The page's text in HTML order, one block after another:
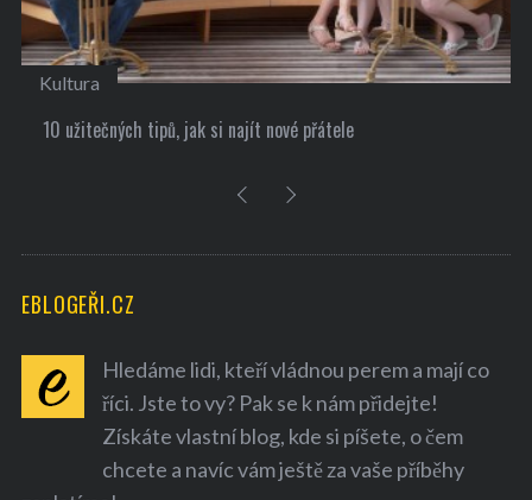
Kultura
10 užitečných tipů, jak si najít nové přátele
EBLOGEŘI.CZ
Hledáme lidi, kteří vládnou perem a mají co
říci. Jste to vy? Pak se k nám přidejte!
Získáte vlastní blog, kde si píšete, o čem
chcete a navíc vám ještě za vaše příběhy